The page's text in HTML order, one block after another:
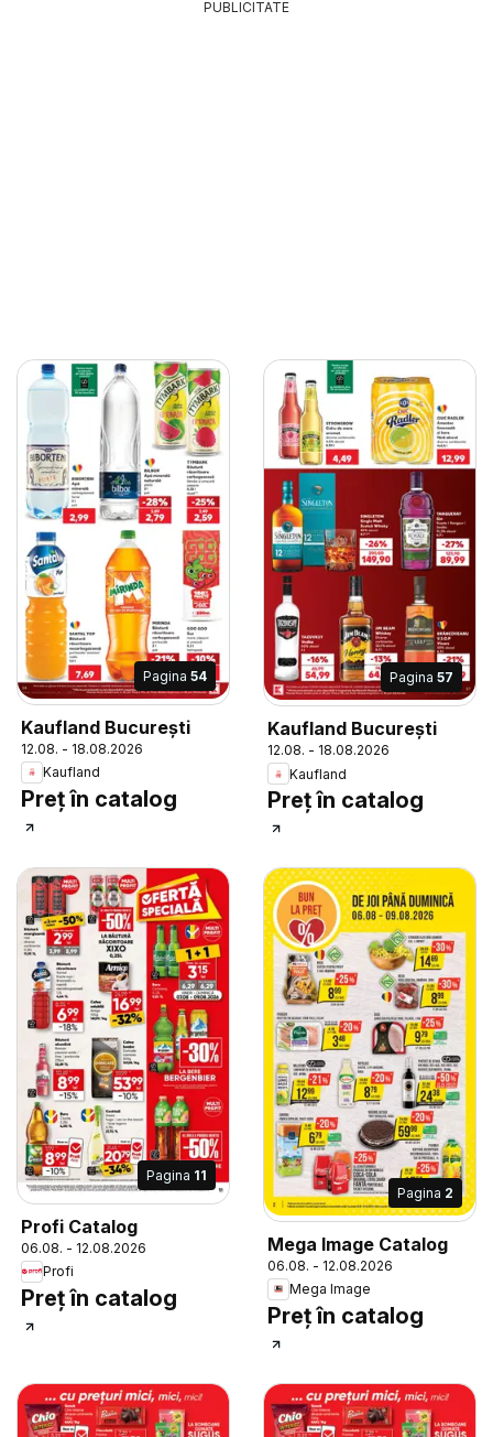
PUBLICITATE
Pagina 54
Kaufland București
12.08. - 18.08.2026
Kaufland
Preț în catalog
Pagina 57
Kaufland București
12.08. - 18.08.2026
Kaufland
Preț în catalog
Pagina 11
Profi Catalog
06.08. - 12.08.2026
Profi
Preț în catalog
Pagina 2
Mega Image Catalog
06.08. - 12.08.2026
Mega Image
Preț în catalog